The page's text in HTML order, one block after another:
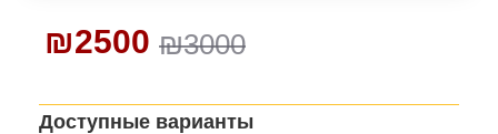
₪3000
₪2500
Доступные варианты